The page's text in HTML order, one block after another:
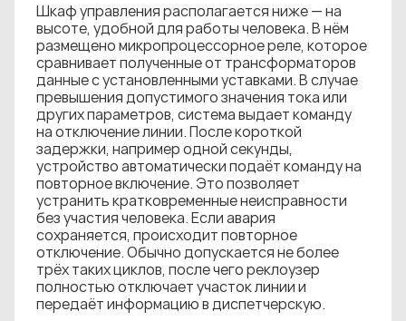
Шкаф управления располагается ниже — на
высоте, удобной для работы человека. В нём
размещено микропроцессорное реле, которое
сравнивает полученные от трансформаторов
данные с установленными уставками. В случае
превышения допустимого значения тока или
других параметров, система выдает команду
на отключение линии. После короткой
задержки, например одной секунды,
устройство автоматически подаёт команду на
повторное включение. Это позволяет
устранить кратковременные неисправности
без участия человека. Если авария
сохраняется, происходит повторное
отключение. Обычно допускается не более
трёх таких циклов, после чего реклоузер
полностью отключает участок линии и
передаёт информацию в диспетчерскую.